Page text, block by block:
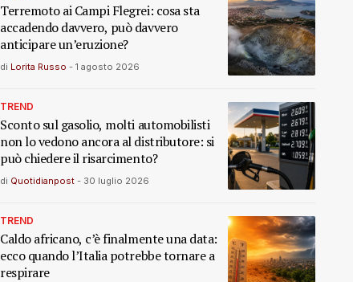
Terremoto ai Campi Flegrei: cosa sta
accadendo davvero, può davvero
anticipare un’eruzione?
di Lorita Russo - 1 agosto 2026
TREND
Sconto sul gasolio, molti automobilisti
non lo vedono ancora al distributore: si
può chiedere il risarcimento?
di Quotidianpost - 30 luglio 2026
TREND
Caldo africano, c’è finalmente una data:
ecco quando l’Italia potrebbe tornare a
respirare